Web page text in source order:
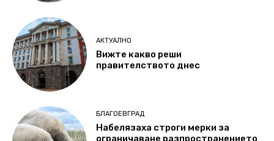
АКТУАЛНО
Вижте какво реши
правителството днес
БЛАГОЕВГРАД
Набелязаха строги мерки за
ограничаване разпространението